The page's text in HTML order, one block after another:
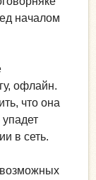
началом
офлайн.
что она
в сеть.